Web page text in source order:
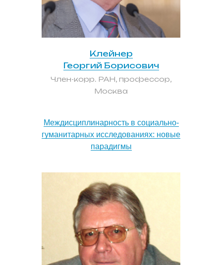
Клейнер
Георгий Борисович
Член-корр. РАН, профессор,
Москва
Междисциплинарность в социально-
гуманитарных исследованиях: новые
парадигмы